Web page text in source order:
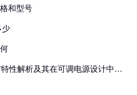
和型号
少
性解析及其在可调电源设计中的